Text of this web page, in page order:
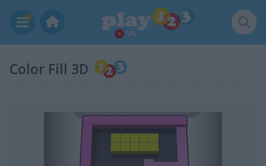
VN
Color Fill 3D